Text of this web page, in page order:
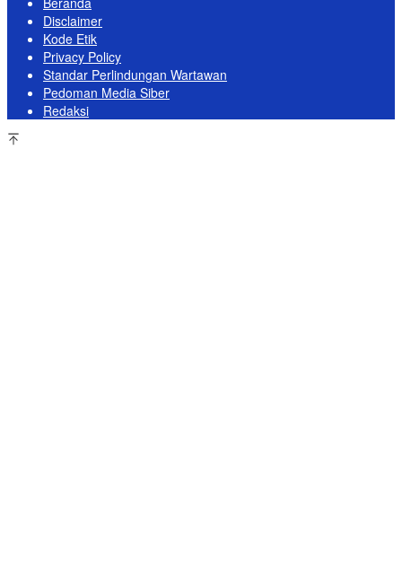
Disclaimer
Kode Etik
Privacy Policy
Standar Perlindungan Wartawan
Pedoman Media Siber
Redaksi